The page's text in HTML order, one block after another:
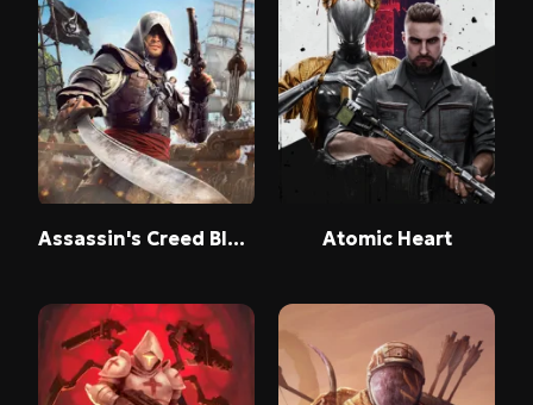
Assassin's Creed Black Flag Resynced Atomic Heart